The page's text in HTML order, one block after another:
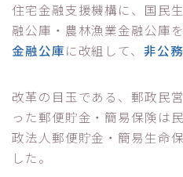
住宅金融支援機構に、国民
融公庫・農林漁業金融公庫
金融公庫に改組して、非公
改革の目玉である、郵政民
った郵便貯金・簡易保険は
政法人郵便貯金・簡易生命
した。